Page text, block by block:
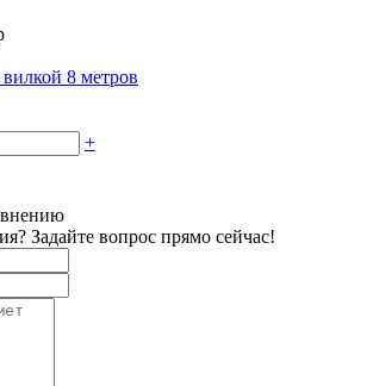
8 метров
+
Задайте вопрос прямо сейчас!